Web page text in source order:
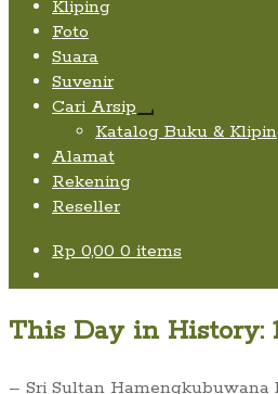
Kliping
Foto
Suara
Suvenir
Cari Arsip
Expand
child
Katalog Buku &
Alamat
Rekening
Reseller
Rp 0,00 0 items
This Day in History:
– Sri Sultan Hamengkubuwana